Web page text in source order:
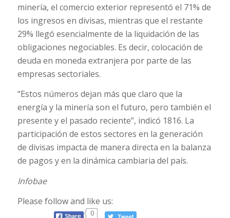
minería, el comercio exterior representó el 71% de
los ingresos en divisas, mientras que el restante
29% llegó esencialmente de la liquidación de las
obligaciones negociables. Es decir, colocación de
deuda en moneda extranjera por parte de las
empresas sectoriales.
“Estos números dejan más que claro que la
energía y la minería son el futuro, pero también el
presente y el pasado reciente”, indicó 1816. La
participación de estos sectores en la generación
de divisas impacta de manera directa en la balanza
de pagos y en la dinámica cambiaria del país.
Infobae
Please follow and like us:
0